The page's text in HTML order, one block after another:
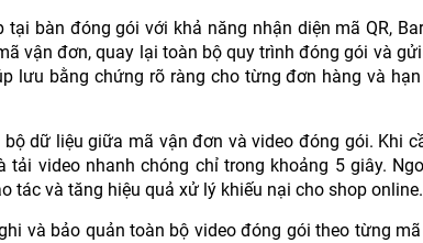
bàn đóng gói với khả năng nhận diện mã QR,
vận đơn, quay lại toàn bộ quy trình đóng gói và
lưu bằng chứng rõ ràng cho từng đơn hàng và
dữ liệu giữa mã vận đơn và video đóng gói. Khi
video nhanh chóng chỉ trong khoảng 5 giây.
tác và tăng hiệu quả xử lý khiếu nại cho shop online.
và bảo quản toàn bộ video đóng gói theo từng